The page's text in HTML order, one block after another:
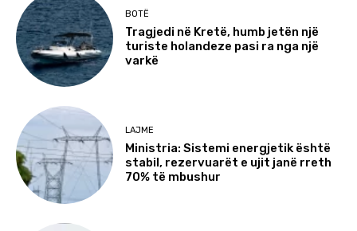
BOTË
Tragjedi në Kretë, humb jetën një
turiste holandeze pasi ra nga një
varkë
LAJME
Ministria: Sistemi energjetik është
stabil, rezervuarët e ujit janë rreth
70% të mbushur